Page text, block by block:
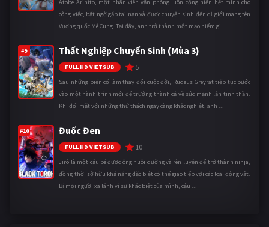
Atobe Arihito, một nhân viên văn phòng luôn cống hiến hết mình cho
công việc, bất ngờ gặp tai nạn và được chuyển sinh đến dị giới mang tên
Vương quốc Mê Cung. Tại đây, anh trở thành một mạo hiểm gi ...
#9 Thất Nghiệp Chuyển Sinh (Mùa 3)
FULL HD VIETSUB 5
Sau những biến cố làm thay đổi cuộc đời, Rudeus Greyrat tiếp tục bước
vào một hành trình mới để trưởng thành cả về sức mạnh lẫn tinh thần.
Khi đối mặt với những thử thách ngày càng khắc nghiệt, anh ...
#10 Đuốc Đen
FULL HD VIETSUB 10
Jirô là một cậu bé được ông nuôi dưỡng và rèn luyện để trở thành ninja,
đồng thời sở hữu khả năng đặc biệt có thể giao tiếp với các loài động vật.
Bị mọi người xa lánh vì sự khác biệt của mình, cậu ...